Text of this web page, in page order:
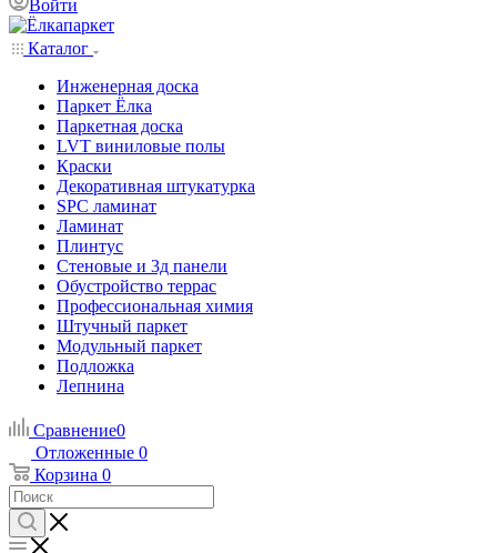
Войти
Каталог
Инженерная доска
Паркет Ёлка
Паркетная доска
LVT виниловые полы
Краски
Декоративная штукатурка
SPC ламинат
Ламинат
Плинтус
Стеновые и 3д панели
Обустройство террас
Профессиональная химия
Штучный паркет
Модульный паркет
Подложка
Лепнина
Сравнение0
Отложенные 0
Корзина 0